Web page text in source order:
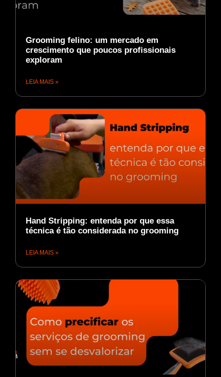
Grooming felino: um mercado em
crescimento que poucos profissionais
exploram
LEIA MAIS »
Hand Stripping: entenda por que essa
técnica é tão considerada no grooming
LEIA MAIS »